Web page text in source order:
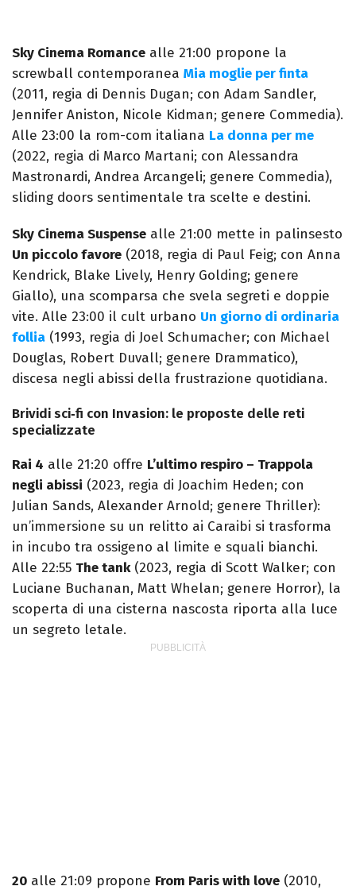
Sky Cinema Romance alle 21:00 propone la
screwball contemporanea Mia moglie per finta
(2011, regia di Dennis Dugan; con Adam Sandler,
Jennifer Aniston, Nicole Kidman; genere Commedia).
Alle 23:00 la rom-com italiana La donna per me
(2022, regia di Marco Martani; con Alessandra
Mastronardi, Andrea Arcangeli; genere Commedia),
sliding doors sentimentale tra scelte e destini.
Sky Cinema Suspense alle 21:00 mette in palinsesto
Un piccolo favore (2018, regia di Paul Feig; con Anna
Kendrick, Blake Lively, Henry Golding; genere
Giallo), una scomparsa che svela segreti e doppie
vite. Alle 23:00 il cult urbano Un giorno di ordinaria
follia (1993, regia di Joel Schumacher; con Michael
Douglas, Robert Duvall; genere Drammatico),
discesa negli abissi della frustrazione quotidiana.
Brividi sci‑fi con Invasion: le proposte delle reti
specializzate
Rai 4 alle 21:20 offre L’ultimo respiro – Trappola
negli abissi (2023, regia di Joachim Heden; con
Julian Sands, Alexander Arnold; genere Thriller):
un’immersione su un relitto ai Caraibi si trasforma
in incubo tra ossigeno al limite e squali bianchi.
Alle 22:55 The tank(2023, regia di Scott Walker; con
Luciane Buchanan, Matt Whelan; genere Horror), la
scoperta di una cisterna nascosta riporta alla luce
un segreto letale.
20 alle 21:09 propone From Paris with love (2010,